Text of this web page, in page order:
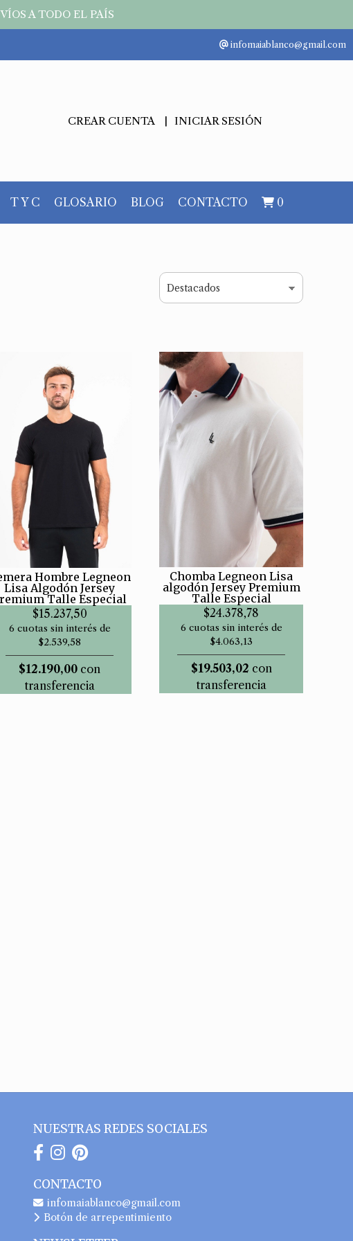
A TODO EL PAÍS
infomaiablanco@gmail.com
CREAR CUENTA INICIAR SESIÓN
T Y C GLOSARIO BLOG CONTACTO 0
Hombre Legneon
Lisa Algodón Jersey
Talle Especial
$15.237,50
6 cuotas sin interés de
$2.539,58
$12.190,00 con
transferencia
Chomba Legneon Lisa
algodón Jersey Premium
Talle Especial
$24.378,78
6 cuotas sin interés de
$4.063,13
$19.503,02 con
transferencia
NUESTRAS REDES SOCIALES
CONTACTO
infomaiablanco@gmail.com
Botón de arrepentimiento